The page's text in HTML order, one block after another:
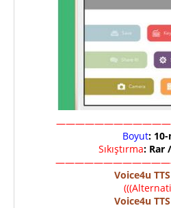
Boyut:
Sıkıştırma: Rar
Voice4u
Voice4u